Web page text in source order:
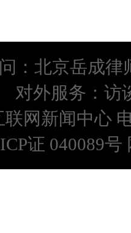
： 北京岳成律
对外服务： 访
联网新闻中心
证 040089